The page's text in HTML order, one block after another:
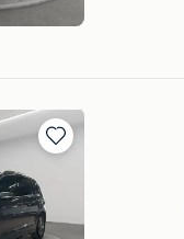
Bewaren
in
Mijn
Favorieten